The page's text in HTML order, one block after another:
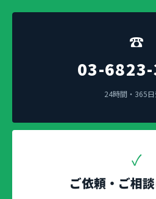
☎
03-
24時間・365
✓
ご依頼・ご相